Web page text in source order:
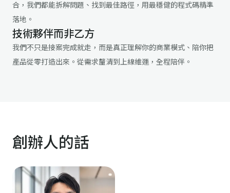
合，我們都能拆解問題、找到最佳路徑，用最穩健的程式碼精準
落地。
技術夥伴而非乙方
我們不只是接案完成就走，而是真正理解你的商業模式、陪你把
產品從零打造出來。從需求釐清到上線維運，全程陪伴。
創辦人的話